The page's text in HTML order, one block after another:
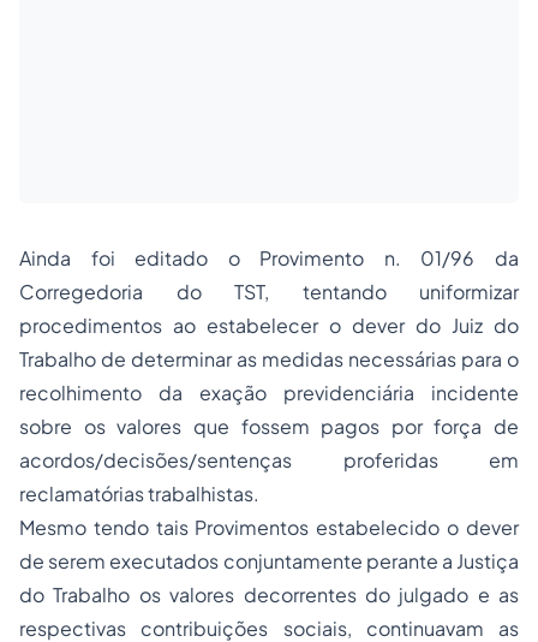
Ainda foi editado o Provimento n. 01/96 da
Corregedoria do TST, tentando uniformizar
procedimentos ao estabelecer o dever do Juiz do
Trabalho de determinar as medidas necessárias para o
recolhimento da exação previdenciária incidente
sobre os valores que fossem pagos por força de
acordos/decisões/sentenças proferidas em
reclamatórias trabalhistas.
Mesmo tendo tais Provimentos estabelecido o dever
de serem executados conjuntamente perante a Justiça
do Trabalho os valores decorrentes do julgado e as
respectivas contribuições sociais, continuavam as